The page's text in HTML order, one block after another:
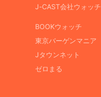
J-CAST会社ウォッチ
BOOKウォッチ
東京バーゲンマニア
Jタウンネット
ゼロまる